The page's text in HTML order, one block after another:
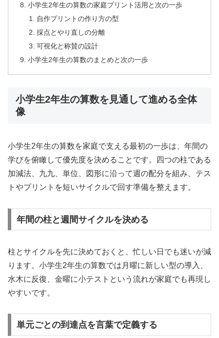
小学生2年生の算数の家庭プリント活用と次の一歩
自作プリントの作り方の型
採点とやり直しの分離
可視化と称賛の設計
小学生2年生の算数のまとめと次の一歩
小学生2年生の算数を見通して進める全体
像
小学生2年生の算数を家庭で支える最初の一歩は、年間の
学びを俯瞰して優先度を決めることです。四つの柱である
加減法、九九、単位、図形に沿って週の配分を組み、テス
トやプリントを短いサイクルで回す準備を整えます。
年間の柱と週間サイクルを決める
柱とサイクルを先に決めておくと、忙しい日でも迷いが減
ります。小学生2年生の算数では月曜に新しい型の導入、
水木に反復、金曜に小テストという流れが家庭でも再現し
やすいです。
単元ごとの到達点を言葉で定義する